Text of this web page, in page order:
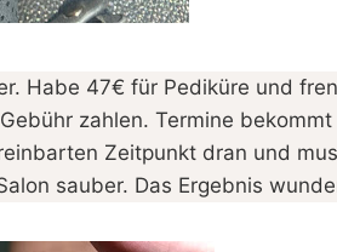
Habe 47€ für Pediküre und
zahlen. Termine
Zeitpunkt dran und
sauber. Das Ergebnis